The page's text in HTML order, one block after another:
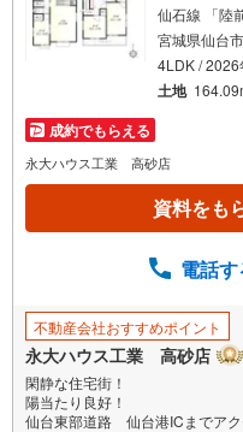
イ
ペ
ー
す
る
仙石線 「陸
宮城県仙台
4LDK / 2026
土地
成約でもらえる
永大ハウス工業 高砂店
資料をも
電話す
不動産会社おすすめポイント
永大ハウス工業 高砂店
閑静な住宅街！
陽当たり良好！
仙台東部道路 仙台港ICまでアク